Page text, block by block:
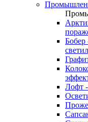
Бобер
Лофт -